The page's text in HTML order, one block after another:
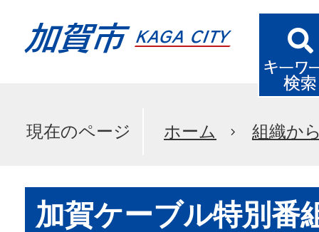
現在のページ ホーム 組織か
加賀ケーブル特別番